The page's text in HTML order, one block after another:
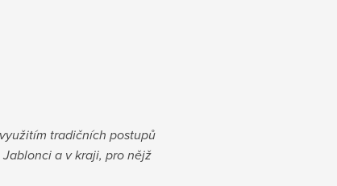
tradičních postupů
a v kraji, pro nějž